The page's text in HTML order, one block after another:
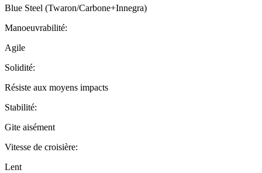
Blue Steel (Twaron/Carbone+Innegra)
Manoeuvrabilité:
Agile
Solidité:
Résiste aux moyens impacts
Stabilité:
Gite aisément
Vitesse de croisière:
Lent